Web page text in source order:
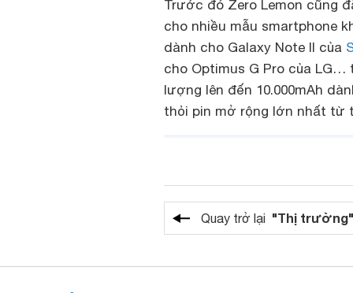
Trước đó Zero Lemon cũng
cho nhiều mẫu smartphone
dành cho Galaxy Note II của
cho Optimus G Pro của
lượng lên đến 10.000mAh
thỏi pin mở rộng lớn nhất từ
Quay trở lại "Thị trường"